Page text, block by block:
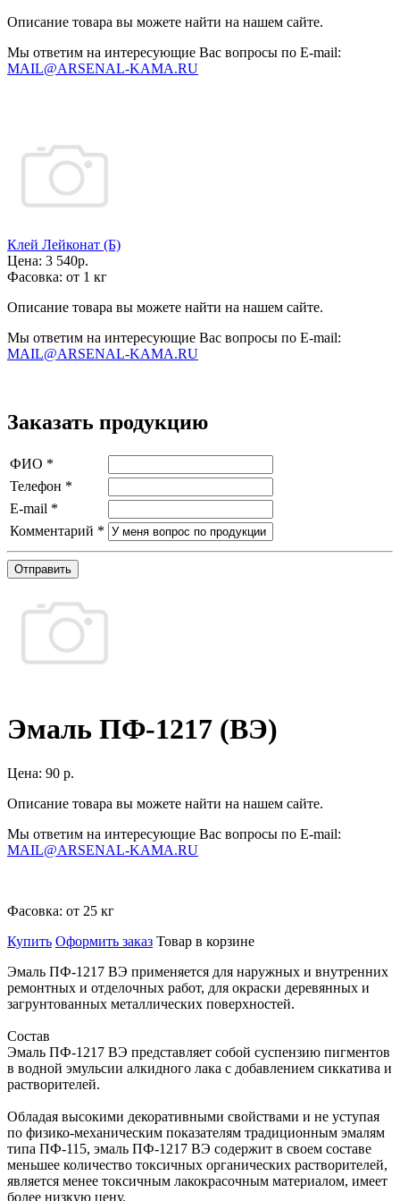
Описание товара вы можете найти на нашем сайте.
Мы ответим на интересующие Вас вопросы по E-mail:
MAIL@ARSENAL-KAMA.RU
Клей Лейконат (Б)
Цена: 3 540р.
Фасовка: от 1 кг
Описание товара вы можете найти на нашем сайте.
Мы ответим на интересующие Вас вопросы по E-mail:
MAIL@ARSENAL-KAMA.RU
Заказать продукцию
ФИО *
Телефон *
E-mail *
Комментарий *
Отправить
Эмаль ПФ-1217 (ВЭ)
Цена: 90 р.
Описание товара вы можете найти на нашем сайте.
Мы ответим на интересующие Вас вопросы по E-mail:
MAIL@ARSENAL-KAMA.RU
Фасовка: от 25 кг
Купить Оформить заказ Товар в корзине
Эмаль ПФ-1217 ВЭ применяется для наружных и внутренних
ремонтных и отделочных работ, для окраски деревянных и
загрунтованных металлических поверхностей.
Состав
Эмаль ПФ-1217 ВЭ представляет собой суспензию пигментов
в водной эмульсии алкидного лака с добавлением сиккатива и
растворителей.
Обладая высокими декоративными свойствами и не уступая
по физико-механическим показателям традиционным эмалям
типа ПФ-115, эмаль ПФ-1217 ВЭ содержит в своем составе
меньшее количество токсичных органических растворителей,
является менее токсичным лакокрасочным материалом, имеет
более низкую цену.